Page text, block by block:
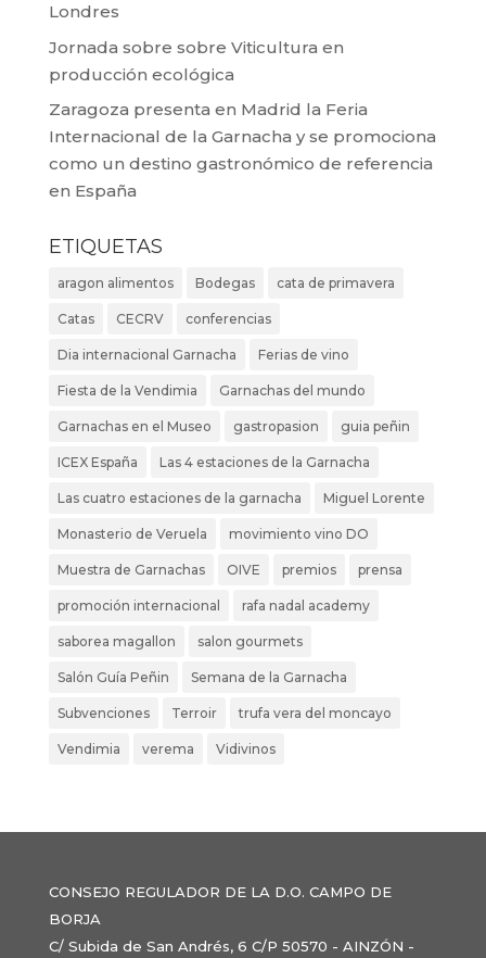
Londres
Jornada sobre sobre Viticultura en
producción ecológica
Zaragoza presenta en Madrid la Feria
Internacional de la Garnacha y se promociona
como un destino gastronómico de referencia
en España
ETIQUETAS
aragon alimentos Bodegas cata de primavera
Catas CECRV conferencias
Dia internacional Garnacha Ferias de vino
Fiesta de la Vendimia Garnachas del mundo
Garnachas en el Museo gastropasion guia peñin
ICEX España Las 4 estaciones de la Garnacha
Las cuatro estaciones de la garnacha Miguel Lorente
Monasterio de Veruela movimiento vino DO
Muestra de Garnachas OIVE premios prensa
promoción internacional rafa nadal academy
saborea magallon salon gourmets
Salón Guía Peñin Semana de la Garnacha
Subvenciones Terroir trufa vera del moncayo
Vendimia verema Vidivinos
CONSEJO REGULADOR DE LA D.O. CAMPO DE
BORJA
C/ Subida de San Andrés, 6 C/P 50570 - AINZÓN -